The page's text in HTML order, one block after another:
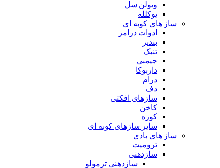
ویولن سل
یوکلله
ساز های کوبه ای
ادوات درامز
بندیر
تنبک
جیمبی
داربوکا
درام
دف
سازهای افکتی
کاخن
کوزه
سایر سازهای کوبه ای
ساز های بادی
ترومپت
سازدهنی
سازدهنی ترمولو